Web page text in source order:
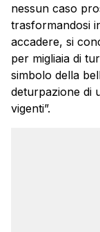
nessun caso
trasformandosi
accadere, si
per migliaia di
simbolo della
deturpazione di
vigenti”.